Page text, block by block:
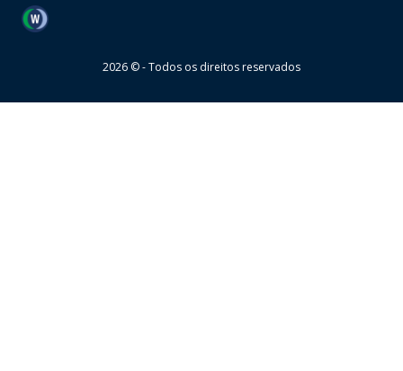
Wheaton
2026 © - Todos os direitos reservados